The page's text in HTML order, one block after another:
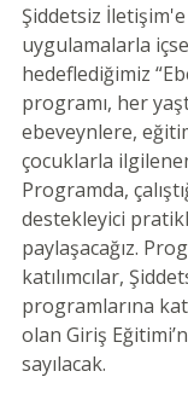
Şiddetsiz
uygulamalarla
hedeflediğimiz
programı, her
ebeveynlere,
çocuklarla
Programda,
destekleyici
paylaşacağız.
katılımcılar,
programlarına
olan Giriş
sayılacak.